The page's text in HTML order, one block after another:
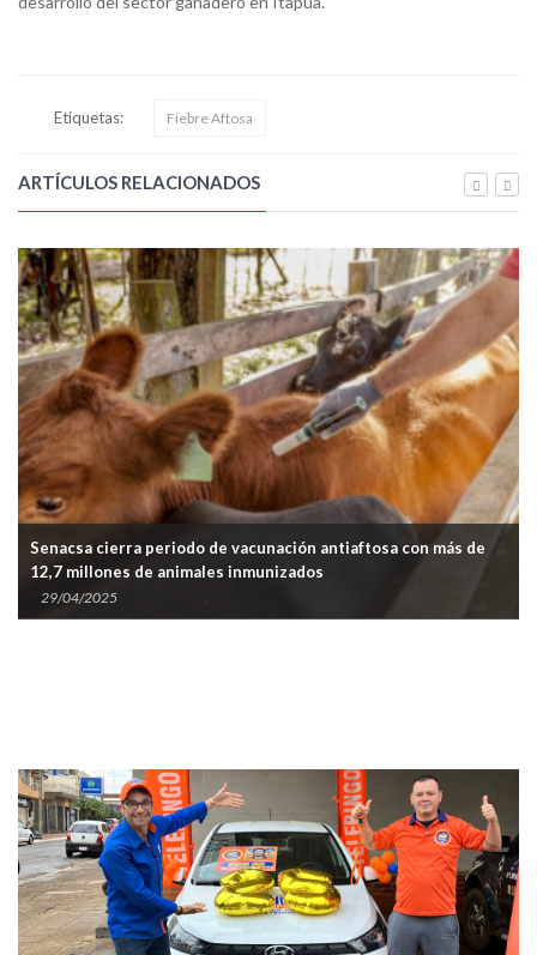
Etiquetas: Fiebre Aftosa
ARTÍCULOS RELACIONADOS
Senacsa cierra periodo de vacunación antiaftosa con más de
12,7 millones de animales inmunizados
29/04/2025